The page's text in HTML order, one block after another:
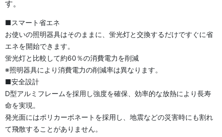
す。
■スマート省エネ
お使いの照明器具はそのままに、蛍光灯と交換するだけですぐに省
エネを開始できます。
蛍光灯と比較して約60％の消費電力を削減
※照明器具により消費電力の削減率は異なります。
■安全設計
D型アルミフレームを採用し強度を確保、効率的な放熱により長寿
命を実現。
発光面にはポリカーボネートを採用し、地震などの災害時にも割れ
て飛散することがありません。